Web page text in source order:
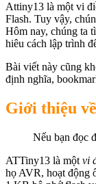
Attiny13 là một vi
Flash. Tuy vậy,
Hôm nay, chúng ta
hiêu cách lập trình
Bài viết này cũng
định nghĩa,
Giới thiệu
Nếu bạn đọc
ATTiny13 là một vi
họ AVR, hoạt động